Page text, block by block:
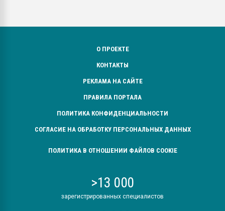
О ПРОЕКТЕ
КОНТАКТЫ
РЕКЛАМА НА САЙТЕ
ПРАВИЛА ПОРТАЛА
ПОЛИТИКА КОНФИДЕНЦИАЛЬНОСТИ
СОГЛАСИЕ НА ОБРАБОТКУ ПЕРСОНАЛЬНЫХ ДАННЫХ
ПОЛИТИКА В ОТНОШЕНИИ ФАЙЛОВ COOKIE
>13 000
зарегистрированных специалистов